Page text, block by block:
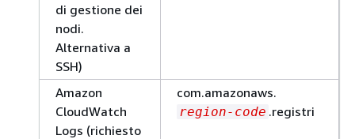
di gestione dei
nodi.
Alternativa a
SSH)
Amazon
CloudWatch
Logs (richiesto
com.amazonaws.
region-code .registri